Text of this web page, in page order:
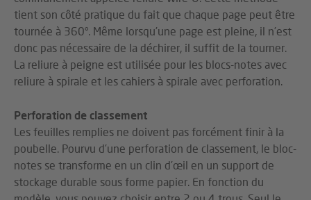
tient son côté pratique du fait que chaque page peut être
tournée à 360°. Même lorsqu’une page est pleine, il n’est
donc pas nécessaire de la déchirer, il suffit de la tourner.
La reliure à peigne est utilisée pour les blocs-notes avec
reliure à spirale et les cahiers à spirale avec perforation.
Perforation de classement
Les feuilles remplies ne doivent pas forcément finir à la
poubelle. Pourvu d’une perforation de classement, le bloc-
notes se transforme en un clin d’œil en un support de
stockage durable sous forme papier. En fonction du